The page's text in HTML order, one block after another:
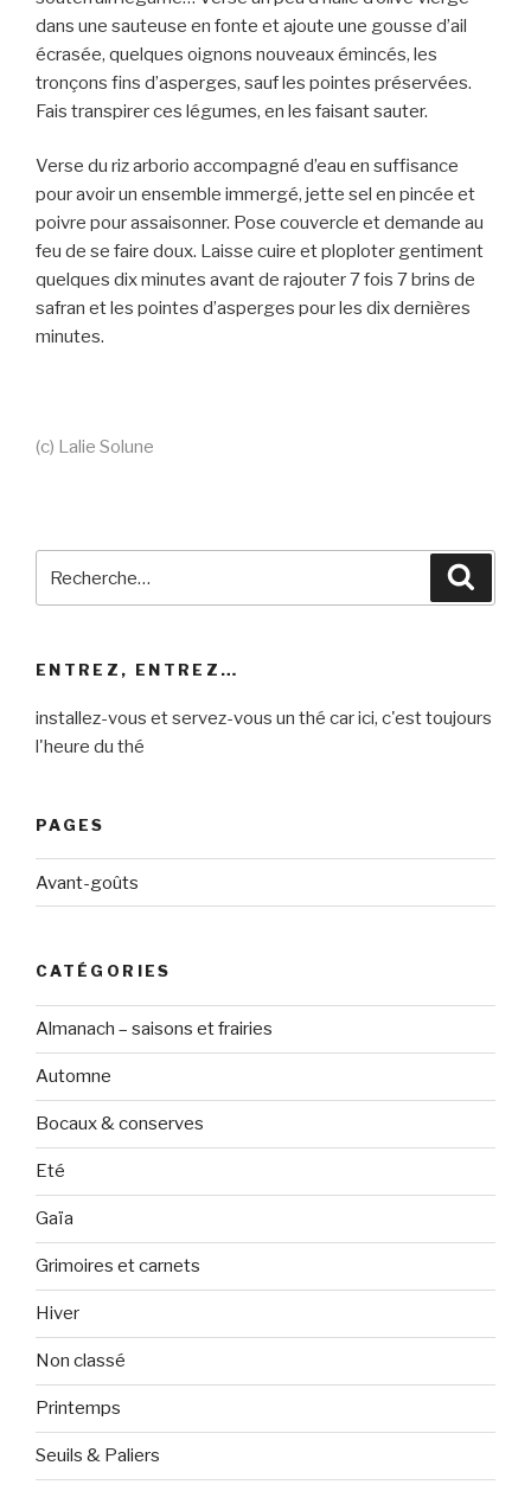
dans une sauteuse en fonte et ajoute une gousse d’ail
écrasée, quelques oignons nouveaux émincés, les
tronçons fins d’asperges, sauf les pointes préservées.
Fais transpirer ces légumes, en les faisant sauter.
Verse du riz arborio accompagné d’eau en suffisance
pour avoir un ensemble immergé, jette sel en pincée et
poivre pour assaisonner. Pose couvercle et demande au
feu de se faire doux. Laisse cuire et ploploter gentiment
quelques dix minutes avant de rajouter 7 fois 7 brins de
safran et les pointes d’asperges pour les dix dernières
minutes.
(c) Lalie Solune
pour
ENTREZ, ENTREZ…
installez-vous et servez-vous un thé car ici, c'est toujours
l'heure du thé
PAGES
Avant-goûts
CATÉGORIES
Almanach – saisons et frairies
Automne
Bocaux & conserves
Eté
Gaïa
Grimoires et carnets
Hiver
Non classé
Printemps
Seuils & Paliers